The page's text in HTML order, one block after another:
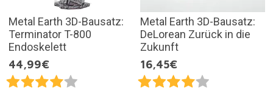
Metal Earth 3D-Bausatz:
Terminator T-800
Endoskelett
44,99€
Metal Earth 3D-Bausatz:
DeLorean Zurück in die
Zukunft
16,45€